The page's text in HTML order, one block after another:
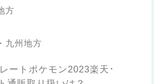
方
九州地方
ートポケモン2023楽天･